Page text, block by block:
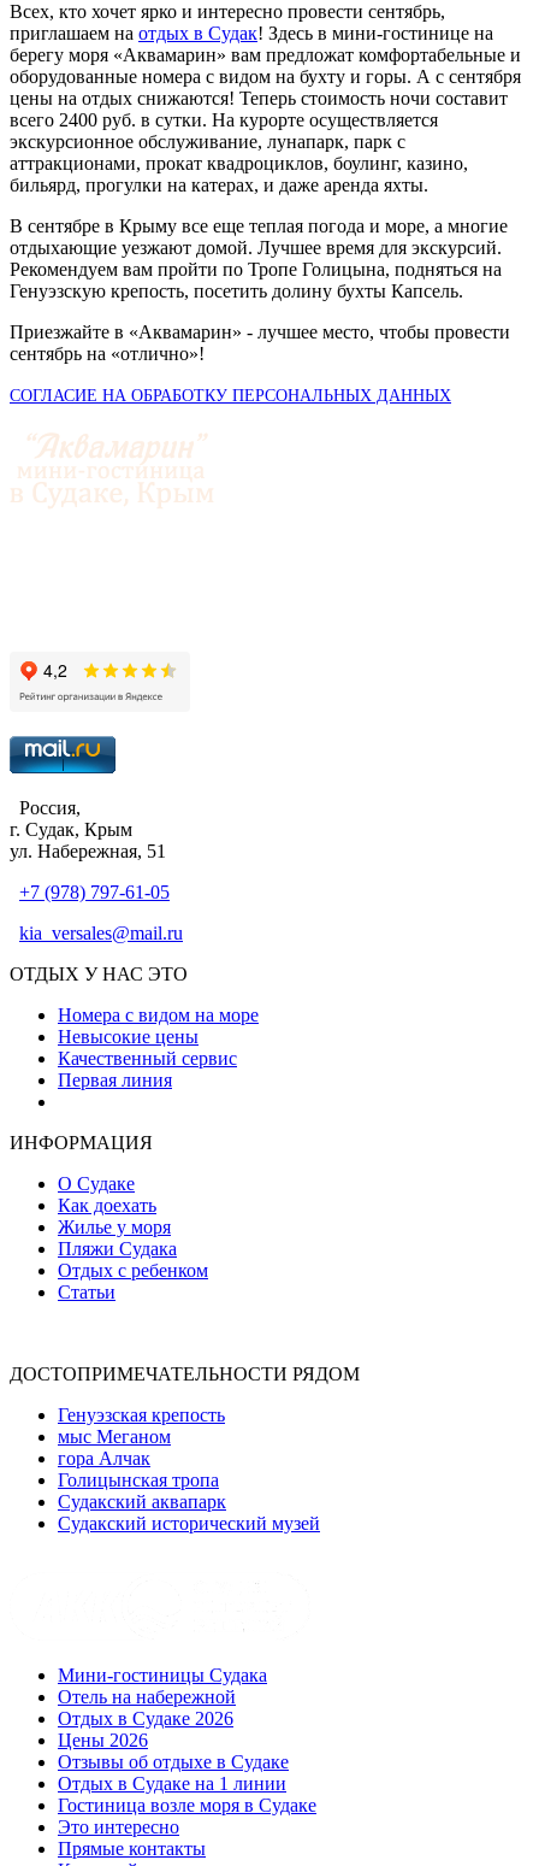
Всех, кто хочет ярко и интересно провести сентябрь,
приглашаем на отдых в Судак! Здесь в мини-гостинице на
берегу моря «Аквамарин» вам предложат комфортабельные и
оборудованные номера с видом на бухту и горы. А с сентября
цены на отдых снижаются! Теперь стоимость ночи составит
всего 2400 руб. в сутки. На курорте осуществляется
экскурсионное обслуживание, лунапарк, парк с
аттракционами, прокат квадроциклов, боулинг, казино,
бильярд, прогулки на катерах, и даже аренда яхты.
В сентябре в Крыму все еще теплая погода и море, а многие
отдыхающие уезжают домой. Лучшее время для экскурсий.
Рекомендуем вам пройти по Тропе Голицына, подняться на
Генуэзскую крепость, посетить долину бухты Капсель.
Приезжайте в «Аквамарин» - лучшее место, чтобы провести
сентябрь на «отлично»!
СОГЛАСИЕ НА ОБРАБОТКУ ПЕРСОНАЛЬНЫХ ДАННЫХ
Россия,
г. Судак, Крым
ул. Набережная, 51
+7 (978) 797-61-05
kia_versales@mail.ru
ОТДЫХ У НАС ЭТО
Номера с видом на море
Невысокие цены
Качественный сервис
Первая линия
ИНФОРМАЦИЯ
О Судаке
Как доехать
Жилье у моря
Пляжи Судака
Отдых с ребенком
Статьи
ДОСТОПРИМЕЧАТЕЛЬНОСТИ РЯДОМ
Генуэзская крепость
мыс Меганом
гора Алчак
Голицынская тропа
Судакский аквапарк
Судакский исторический музей
Мини-гостиницы Судака
Отель на набережной
Отдых в Судаке 2026
Цены 2026
Отзывы об отдыхе в Судаке
Отдых в Судаке на 1 линии
Гостиница возле моря в Судаке
Это интересно
Прямые контакты